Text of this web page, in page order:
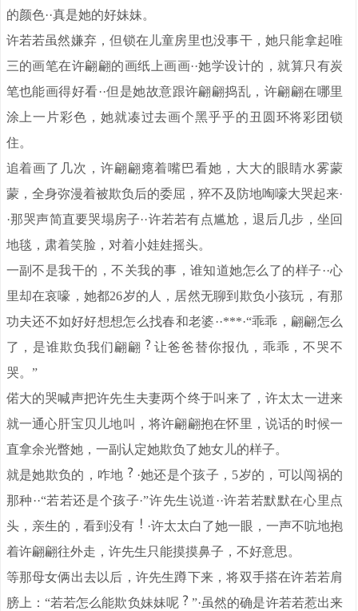
的颜色··真是她的好妹妹。
许若若虽然嫌弃，但锁在儿童房里也没事干，她只能拿起唯
三的画笔在许翩翩的画纸上画画··她学设计的，就算只有炭
笔也能画得好看··但是她故意跟许翩翩捣乱，许翩翩在哪里
涂上一片彩色，她就凑过去画个黑乎乎的丑圆环将彩团锁
住。
追着画了几次，许翩翩瘪着嘴巴看她，大大的眼睛水雾蒙
蒙，全身弥漫着被欺负后的委屈，猝不及防地啕嚎大哭起来·
·那哭声简直要哭塌房子··许若若有点尴尬，退后几步，坐回
地毯，肃着笑脸，对着小娃娃摇头。
一副不是我干的，不关我的事，谁知道她怎么了的样子··心
里却在哀嚎，她都26岁的人，居然无聊到欺负小孩玩，有那
功夫还不如好好想想怎么找春和老婆··***·“乖乖，翩翩怎么
了，是谁欺负我们翩翩
让爸爸替你报仇，乖乖，不哭不
哭。”
偌大的哭喊声把许先生夫妻两个终于叫来了，许太太一进来
就一通心肝宝贝儿地叫，将许翩翩抱在怀里，说话的时候一
直拿余光瞥她，一副认定她欺负了她女儿的样子。
就是她欺负的，咋地
·她还是个孩子，5岁的，可以闯祸的
那种··“若若还是个孩子·”许先生说道··许若若默默在心里点
头，亲生的，看到没有
·许太太白了她一眼，一声不吭地抱
着许翩翩往外走，许先生只能摸摸鼻子，不好意思。
等那母女俩出去以后，许先生蹲下来，将双手搭在许若若肩
膀上：“若若怎么能欺负妹妹呢
”·虽然的确是许若若惹出来